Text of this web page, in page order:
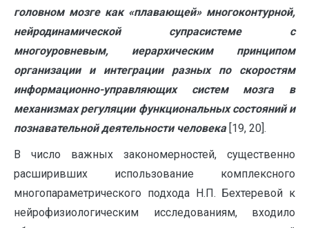
головном мозге как «плавающей» многоконтурной,
нейродинамической супрасистеме с
многоуровневым, иерархическим принципом
организации и интеграции разных по скоростям
информационно-управляющих систем мозга в
механизмах регуляции функциональных состояний и
познавательной деятельности человека[19, 20].
В число важных закономерностей, существенно
расширивших использование комплексного
многопараметрического подхода Н.П. Бехтеревой к
нейрофизиологическим исследованиям, входило